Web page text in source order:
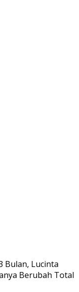
Bulan, Lucinta
Berubah Total